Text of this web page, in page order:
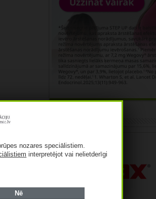
nozares speciālistiem.
interpretējot vai nelietderīgi
Nē